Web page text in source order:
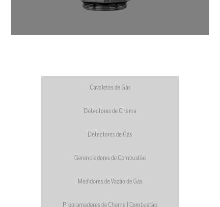
Cavaletes de Gás
Detectores de Chama
Detectores de Gás
Gerenciadores de Combustão
Medidores de Vazão de Gás
Programadores de Chama | Combustão